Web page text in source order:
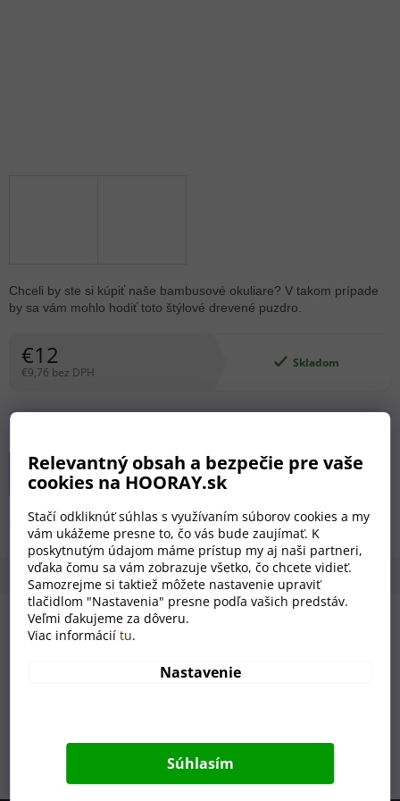
Relevantný obsah a bezpečie pre vaše
cookies na HOORAY.sk
Stačí odkliknúť súhlas s využívaním súborov cookies a my
vám ukážeme presne to, čo vás bude zaujímať. K
poskytnutým údajom máme prístup my aj naši partneri,
vďaka čomu sa vám zobrazuje všetko, čo chcete vidieť.
Samozrejme si taktiež môžete nastavenie upraviť
tlačidlom "Nastavenia" presne podľa vašich predstáv.
Veľmi ďakujeme za dôveru.
Viac informáciítu.
Nastavenie
Súhlasím
€12
€9,76 bez DPH
cena:
Skladom
Môžeme doručiť do:12.8.2026
Pridať do košíka
Chceli by ste si kúpiť naše bambusové okuliare? V takom prípade
by sa vám mohlo hodiť toto štýlové drevené puzdro.
Detailné informácie
Popis Hodnotenie Diskusia
Chceli by ste si kúpiť naše bambusové okuliare? V takom
prípade by sa vám mohlo hodiť toto štýlové drevené puzdro,